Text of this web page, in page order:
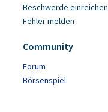
Beschwerde einreichen
Fehler melden
Community
Forum
Börsenspiel